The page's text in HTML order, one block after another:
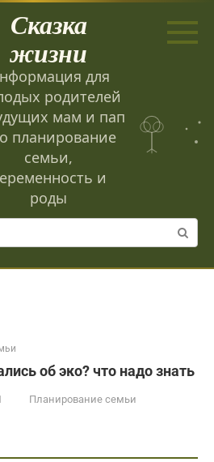
Сказка
жизни
для
родителей
мам и пап
планирование
семьи,
и
роды
об эко? что надо знать
Планирование семьи